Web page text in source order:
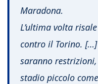
Maradona.
L’ultima volta
contro il Torino.
saranno
stadio piccolo